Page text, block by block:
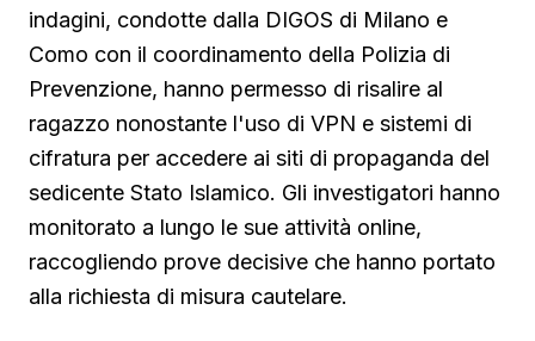
indagini, condotte dalla DIGOS di Milano e
Como con il coordinamento della Polizia di
Prevenzione, hanno permesso di risalire al
ragazzo nonostante l'uso di VPN e sistemi di
cifratura per accedere ai siti di propaganda del
sedicente Stato Islamico. Gli investigatori hanno
monitorato a lungo le sue attività online,
raccogliendo prove decisive che hanno portato
alla richiesta di misura cautelare.